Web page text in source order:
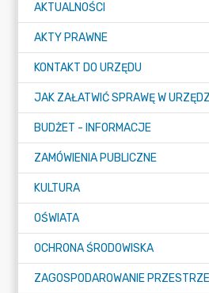
AKTUALNOŚCI
AKTY PRAWNE
KONTAKT DO URZĘDU
BUDŻET - INFORMACJE
ZAMÓWIENIA PUBLICZNE
KULTURA
OŚWIATA
OCHRONA ŚRODOWISKA